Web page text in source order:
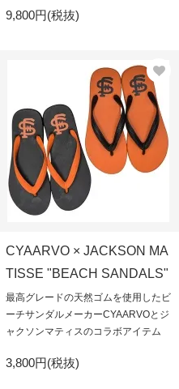
9,800円(税抜)
CYAARVO × JACKSON MA
TISSE "BEACH SANDALS"
最高グレードの天然ゴムを使用したビ
ーチサンダルメーカーCYAARVOとジ
ャクソンマティスのコラボアイテム
3,800円(税抜)